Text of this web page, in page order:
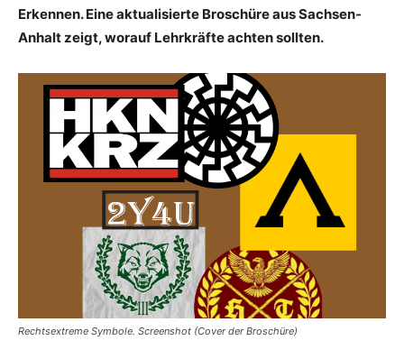
Erkennen. Eine aktualisierte Broschüre aus Sachsen-
Anhalt zeigt, worauf Lehrkräfte achten sollten.
Rechtsextreme Symbole. Screenshot (Cover der Broschüre)